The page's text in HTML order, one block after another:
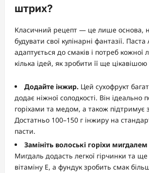
штрих?
Класичний рецепт — це лише основа,
будувати свої кулінарні фантазії.
адаптується до смаків і потреб
кілька ідей, як зробити її ще
Додайте інжир. Цей сухофрукт
додає ніжної солодкості. Він ідеально
горіхами та медом, а також підтримує
Достатньо 100–150 г інжиру на
пасти.
Замініть волоські горіхи
Мигдаль додасть легкої гірчинки та
вітаміну Е, а фундук зробить смак